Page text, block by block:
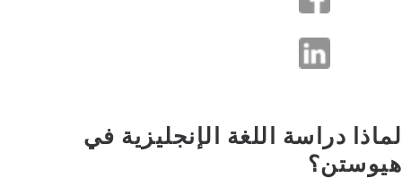
لماذا دراسة اللغة الإنجليزية في
هيوستن؟